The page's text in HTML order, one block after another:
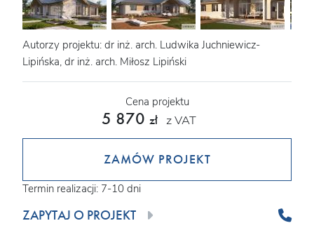
Autorzy projektu: dr inż. arch. Ludwika Juchniewicz-
Lipińska, dr inż. arch. Miłosz Lipiński
Cena projektu
5 870 zł z VAT
ZAMÓW PROJEKT
Termin realizacji: 7-10 dni
ZAPYTAJ O PROJEKT